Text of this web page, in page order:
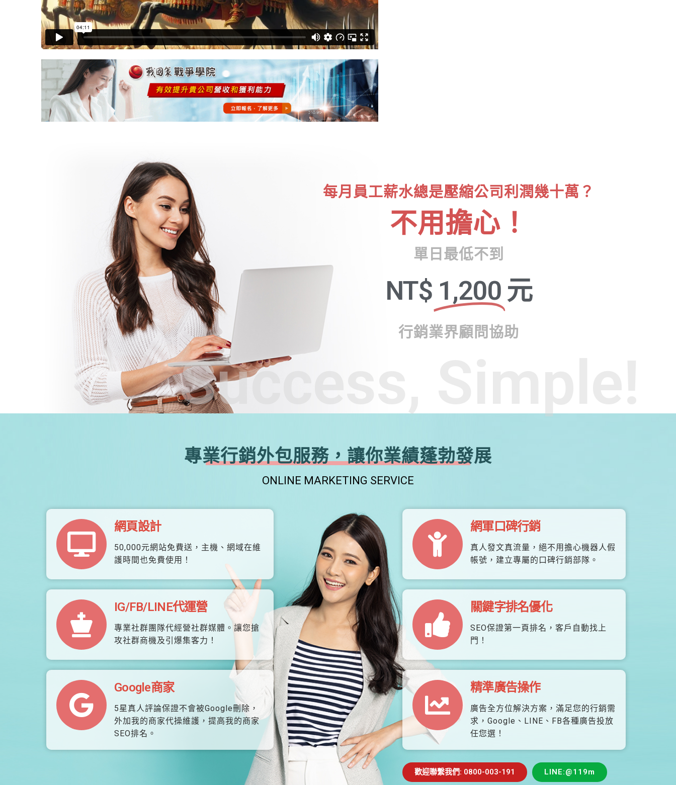
Success, Simple!
每月員工薪水總是壓縮公司利潤幾十萬？
不用擔心！
單日最低不到
NT$ 1,200 元
行銷業界顧問協助
專業行銷外包服務，讓你業績蓬勃發展
ONLINE MARKETING SERVICE
網頁設計
50,000元網站免費送，主機、網域在維
護時間也免費使用！
IG/FB/LINE代運營
專業社群團隊代經營社群媒體。讓您搶
攻社群商機及引爆集客力！
Google商家
5星真人評論保證不會被Google刪除，
外加我的商家代操維護，提高我的商家
SEO排名。
網軍口碑行銷
真人發文真流量，絕不用擔心機器人假
帳號，建立專屬的口碑行銷部隊。
關鍵字排名優化
SEO保證第一頁排名，客戶自動找上
門！
精準廣告操作
廣告全方位解決方案，滿足您的行銷需
求，Google、LINE、FB各種廣告投放
任您選！
歡迎聯繫我們: 0800-003-191 LINE:@119m